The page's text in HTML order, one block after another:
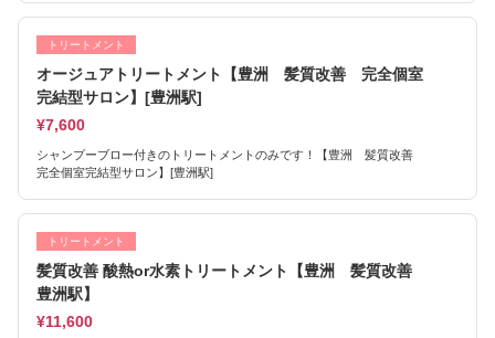
トリートメント
オージュアトリートメント【豊洲 髪質改善 完全個室
完結型サロン】[豊洲駅]
¥7,600
シャンプーブロー付きのトリートメントのみです！【豊洲 髪質改善
完全個室完結型サロン】[豊洲駅]
トリートメント
髪質改善 酸熱or水素トリートメント【豊洲 髪質改善
豊洲駅】
¥11,600